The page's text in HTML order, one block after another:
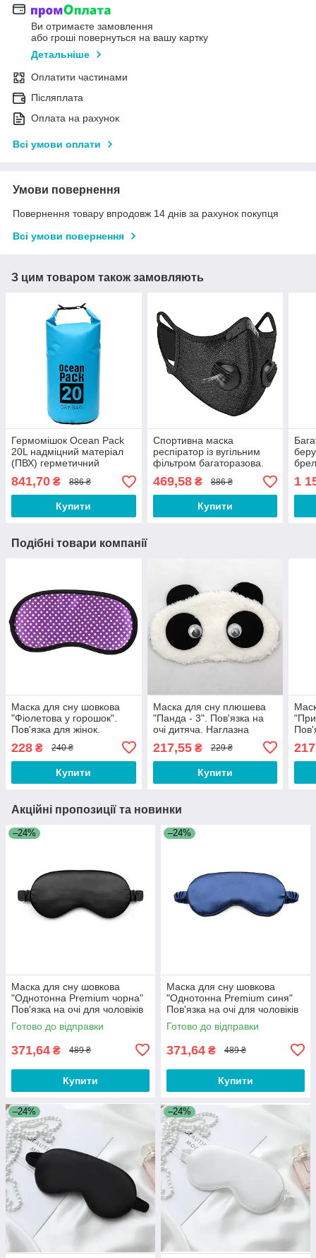
Ви отримаєте замовлення
або гроші повернуться на вашу картку
Детальніше
Оплатити частинами
Післяплата
Оплата на рахунок
Всі умови оплати
Умови повернення
Повернення товару впродовж 14 днів за рахунок покупця
Всі умови повернення
З цим товаром також замовляють
Гермомішок Ocean Pack
20L надміцний матеріал
(ПВХ) герметичний
рюкзак, водонепроникна
сумка Синій
841,70 ₴ 886 ₴
Купити
Спортивна маска
респіратор із вугільним
фільтром багаторазова.
Маска багаторазова.
Маска для тренувань
CV543Q
469,58₴ 886 ₴
Купити
1
Подібні товари компанії
Маска для сну шовкова
"Фіолетова у горошок".
Пов'язка для жінок.
228 ₴ 240 ₴
Купити
Маска для сну плюшева
"Панда - 3". Пов'язка на
очі дитяча. Наглазна
217,55₴ 229 ₴
Купити
Акційні пропозиції та новинки
–24%
Маска для сну шовкова
"Однотонна Premium чорна"
Пов'язка на очі для чоловіків
жінок
Готово до відправки
371,64 ₴ 489 ₴
Купити
–24%
Маска для сну шовкова
"Однотонна Premium синя"
Пов'язка на очі для чоловіків
жінок
Готово до відправки
371,64 ₴ 489 ₴
Купити
–24% –24%